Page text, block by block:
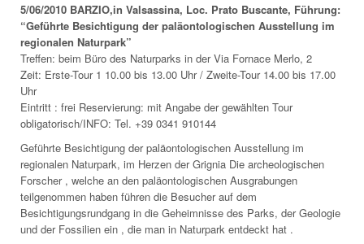
5/06/2010 BARZIO,in Valsassina, Loc. Prato Buscante, Führung:
“Geführte Besichtigung der paläontologischen Ausstellung im
regionalen Naturpark”
Treffen: beim Büro des Naturparks in der Via Fornace Merlo, 2
Zeit: Erste-Tour 1 10.00 bis 13.00 Uhr / Zweite-Tour 14.00 bis 17.00
Uhr
Eintritt : frei Reservierung: mit Angabe der gewählten Tour
obligatorisch/INFO: Tel. +39 0341 910144
Geführte Besichtigung der paläontologischen Ausstellung im
regionalen Naturpark, im Herzen der Grignia Die archeologischen
Forscher , welche an den paläontologischen Ausgrabungen
teilgenommen haben führen die Besucher auf dem
Besichtigungsrundgang in die Geheimnisse des Parks, der Geologie
und der Fossilien ein , die man in Naturpark entdeckt hat .